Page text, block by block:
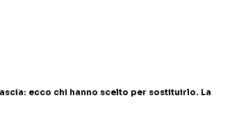
ecco chi hanno scelto per sostituirlo. La